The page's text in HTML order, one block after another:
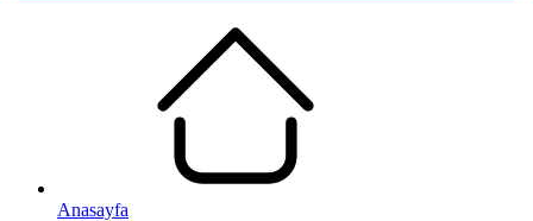
Anasayfa